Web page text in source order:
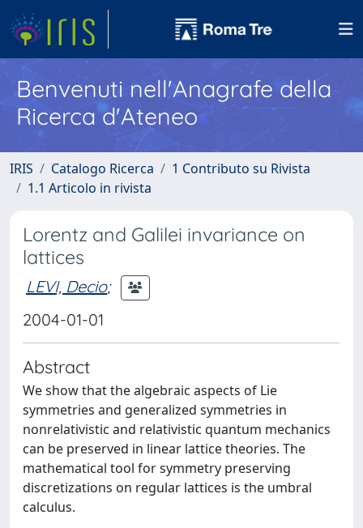
Benvenuti nell'Anagrafe della
Ricerca d'Ateneo
IRIS Catalogo Ricerca
1 Contributo su Rivista
1.1 Articolo in rivista
Lorentz and Galilei invariance on
lattices
LEVI, Decio;
2004-01-01
Abstract
We show that the algebraic aspects of Lie
symmetries and generalized symmetries in
nonrelativistic and relativistic quantum mechanics
can be preserved in linear lattice theories. The
mathematical tool for symmetry preserving
discretizations on regular lattices is the umbral
calculus.